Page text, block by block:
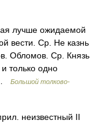
лучше ожидаемой
вести. Ср. Не казнь
Обломов. Ср. Князь
только одно
Большой толково-
неизвестный II